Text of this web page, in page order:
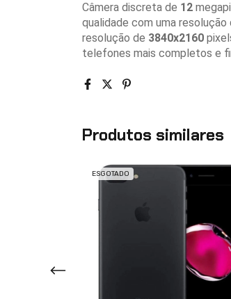
Câmera discreta de 12
qualidade com uma resolução
resolução de 3840x2160
telefones mais completos e
Produtos similares
ESGOTADO